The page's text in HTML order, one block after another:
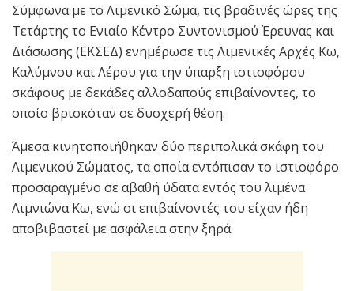
Σύμφωνα με το Λιμενικό Σώμα, τις βραδινές ώρες της
Τετάρτης το Ενιαίο Κέντρο Συντονισμού Έρευνας και
Διάσωσης (ΕΚΣΕΔ) ενημέρωσε τις Λιμενικές Αρχές Κω,
Καλύμνου και Λέρου για την ύπαρξη ιστιοφόρου
σκάφους με δεκάδες αλλοδαπούς επιβαίνοντες, το
οποίο βρισκόταν σε δυσχερή θέση.
Άμεσα κινητοποιήθηκαν δύο περιπολικά σκάφη του
Λιμενικού Σώματος, τα οποία εντόπισαν το ιστιοφόρο
προσαραγμένο σε αβαθή ύδατα εντός του λιμένα
Λιμνιώνα Κω, ενώ οι επιβαίνοντές του είχαν ήδη
αποβιβαστεί με ασφάλεια στην ξηρά.